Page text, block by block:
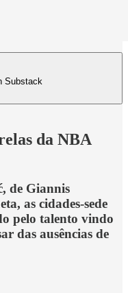
Substack
da NBA
de Giannis
as cidades-sede
pelo talento vindo
das ausências de